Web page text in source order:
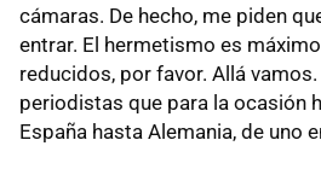
cámaras. De hecho, me piden
entrar. El hermetismo es
reducidos, por favor. Allá
periodistas que para la ocasión
España hasta Alemania, de uno